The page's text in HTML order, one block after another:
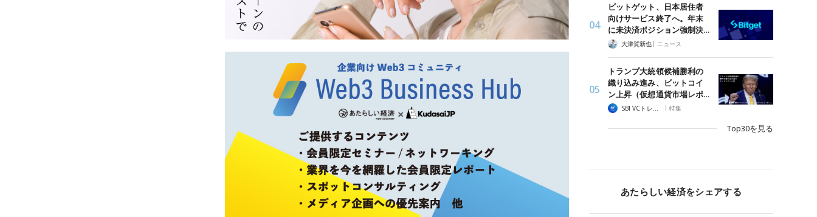
ビットゲット、日本居住者
向けサービス終了へ。年末
に未決済ポジション強制決…
大津賀新也| ニュース
トランプ大統領候補勝利の
織り込み進み、ビットコイ
ン上昇（仮想通貨市場レポ…
| 特集
Top30を見る
あたらしい経済をシェアする